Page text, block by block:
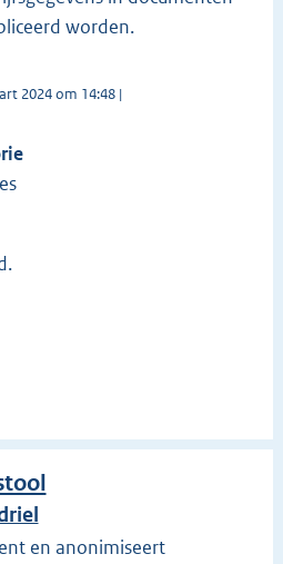
worden.
2024 om 14:48 |
en anonimiseert